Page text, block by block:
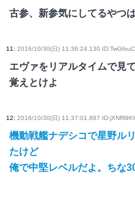
古参、新参気にしてるやつ
11: 2016/10/30(日) 11:36:24.130
エヴァをリアルタイムで見
覚えとけよ
12: 2016/10/30(日) 11:37:01.887
機動戦艦ナデシコで星野ル
たけど
俺で中堅レベルだよ。ちな